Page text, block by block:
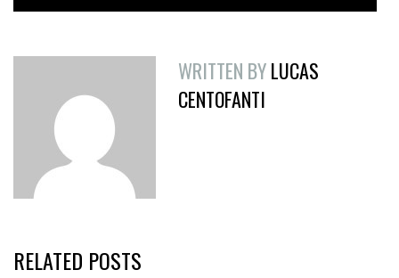
WRITTEN BYLUCAS
CENTOFANTI
RELATED POSTS